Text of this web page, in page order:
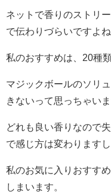
ネットで香りのストリ
で伝わりづらいですよね
私のおすすめは、20種
マジックボールのソリ
きないって思っちゃいま
どれも良い香りなので
で感じ方は変わりますし
私のお気に入りおすす
しまいます。